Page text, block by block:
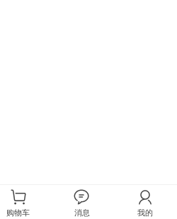
购物车 消息 我的